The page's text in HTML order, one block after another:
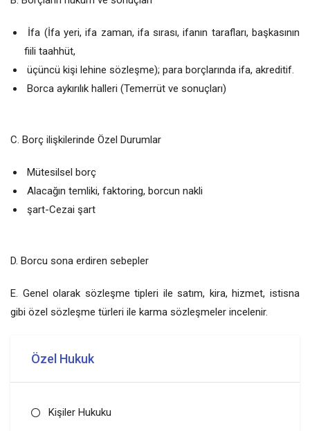
İfa (İfa yeri, ifa zaman, ifa sırası, ifanın tarafları, başkasının
fiili taahhüt,
üçüncü kişi lehine sözleşme); para borçlarında ifa, akreditif.
Borca aykırılık halleri (Temerrüt ve sonuçları)
C. Borç ilişkilerinde Özel Durumlar
Mütesilsel borç
Alacağın temliki, faktoring, borcun nakli
şart-Cezai şart
D. Borcu sona erdiren sebepler
E. Genel olarak sözleşme tipleri ile satım, kira, hizmet, istisna
gibi özel sözleşme türleri ile karma sözleşmeler incelenir.
Özel Hukuk
Kişiler Hukuku